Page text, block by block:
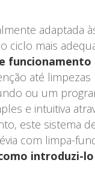
adaptada
ciclo mais
até limpezas
ou um
e intuitiva
este sistema
com limpa-
introduzi-